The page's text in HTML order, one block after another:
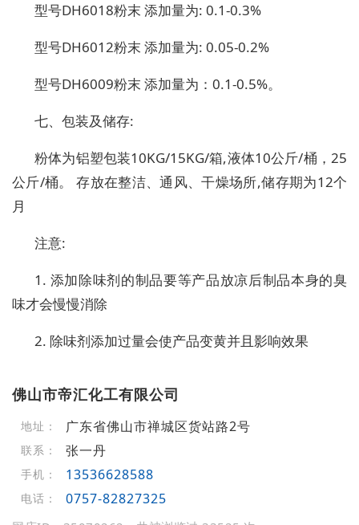
型号DH6018粉末 添加量为: 0.1-0.3%
型号DH6012粉末 添加量为: 0.05-0.2%
型号DH6009粉末 添加量为：0.1-0.5%。
七、包装及储存:
粉体为铝塑包装10KG/15KG/箱,液体10公斤/桶，25
公斤/桶。 存放在整洁、通风、干燥场所,储存期为12个
月
注意:
1. 添加除味剂的制品要等产品放凉后制品本身的臭
味才会慢慢消除
2. 除味剂添加过量会使产品变黄并且影响效果
佛山市帝汇化工有限公司
地址： 广东省佛山市禅城区货站路2号
联系： 张一丹
手机： 13536628588
电话： 0757-82827325